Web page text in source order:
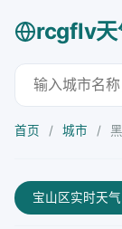
rcgflv天
首页 / 城市 /
宝山区实时天气